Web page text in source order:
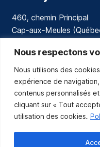
Nous respectons
Nous utilisons des
expérience de
contenus personnalisés
cliquant sur « Tout
utilisation des cookies.
460, chemin Principal
Cap-aux-Meules
418 986-3100
Composez le 1 en tout
Abonnez-vous
Abonnez-vous pour
de la Municipalité